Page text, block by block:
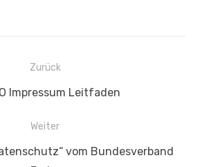
Zurück
Impressum Leitfaden
Weiter
vom Bundesverband